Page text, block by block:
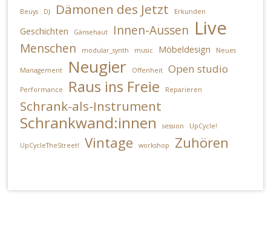
Beuys DJ Dämonen des Jetzt Erkunden
Geschichten Gänsehaut Innen-Aussen Live
Menschen modular_synth music Möbeldesign Neues
Management Neugier Offenheit Open studio
Performance Raus ins Freie Reparieren
Schrank-als-Instrument
Schrankwand:innen session UpCycle!
UpCycleTheStreet! Vintage workshop Zuhören